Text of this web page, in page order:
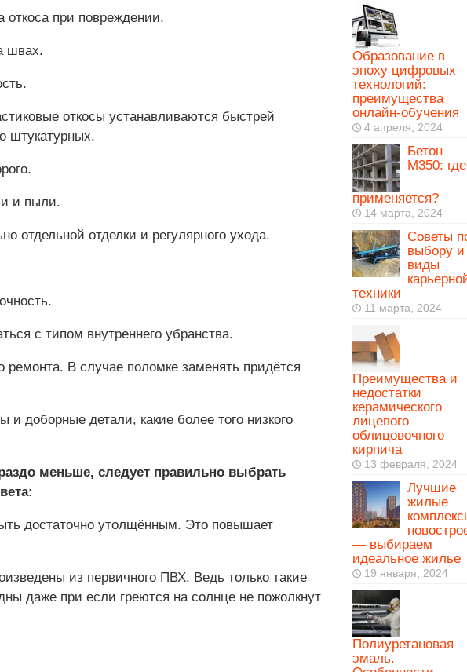
откоса при повреждении.
швах.
откосы устанавливаются быстрей
штукатурных.
и пыли.
отдельной отделки и регулярного ухода.
с типом внутреннего убранства.
ремонта. В случае поломке заменять придётся
и доборные детали, какие более того низкого
меньше, следует правильно выбрать
достаточно утолщённым. Это повышает
из первичного ПВХ. Ведь только такие
даже при если греются на солнце не пожолкнут
Образование в
эпоху цифровых
технологий:
преимущества
онлайн-обучения
4 апреля, 2024
Бетон
М350: где
применяется?
14 марта, 2024
Советы
выбору и
виды
техники
11 марта, 2024
Преимущества и
недостатки
керамического
лицевого
облицовочного
кирпича
13 февраля, 2024
Лучшие
жилые
— выбираем
идеальное жилье
19 января, 2024
Полиуретановая
эмаль.